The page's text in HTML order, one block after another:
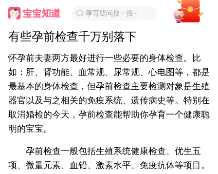
孕育疑问搜一搜~
有些孕前检查千万别落下
怀孕前夫妻两方最好进行一些必要的身体检查。比
如：肝、肾功能、血常规、尿常规、心电图等，都是
最基本的身体检查，但孕前检查主要检测对象是生殖
器官以及与之相关的免疫系统、遗传病史等。特别在
取消婚检的今天，孕前检查能帮助你孕育一个健康聪
明的宝宝。
孕前检查一般包括生殖系统健康检查、优生五
项、微量元素、血铅、激素水平、免疫抗体等项目。